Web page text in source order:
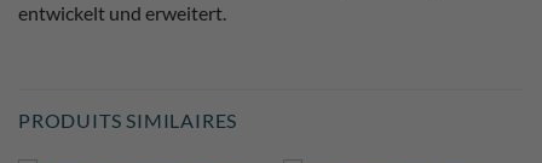
entwickelt und erweitert.
PRODUITS SIMILAIRES